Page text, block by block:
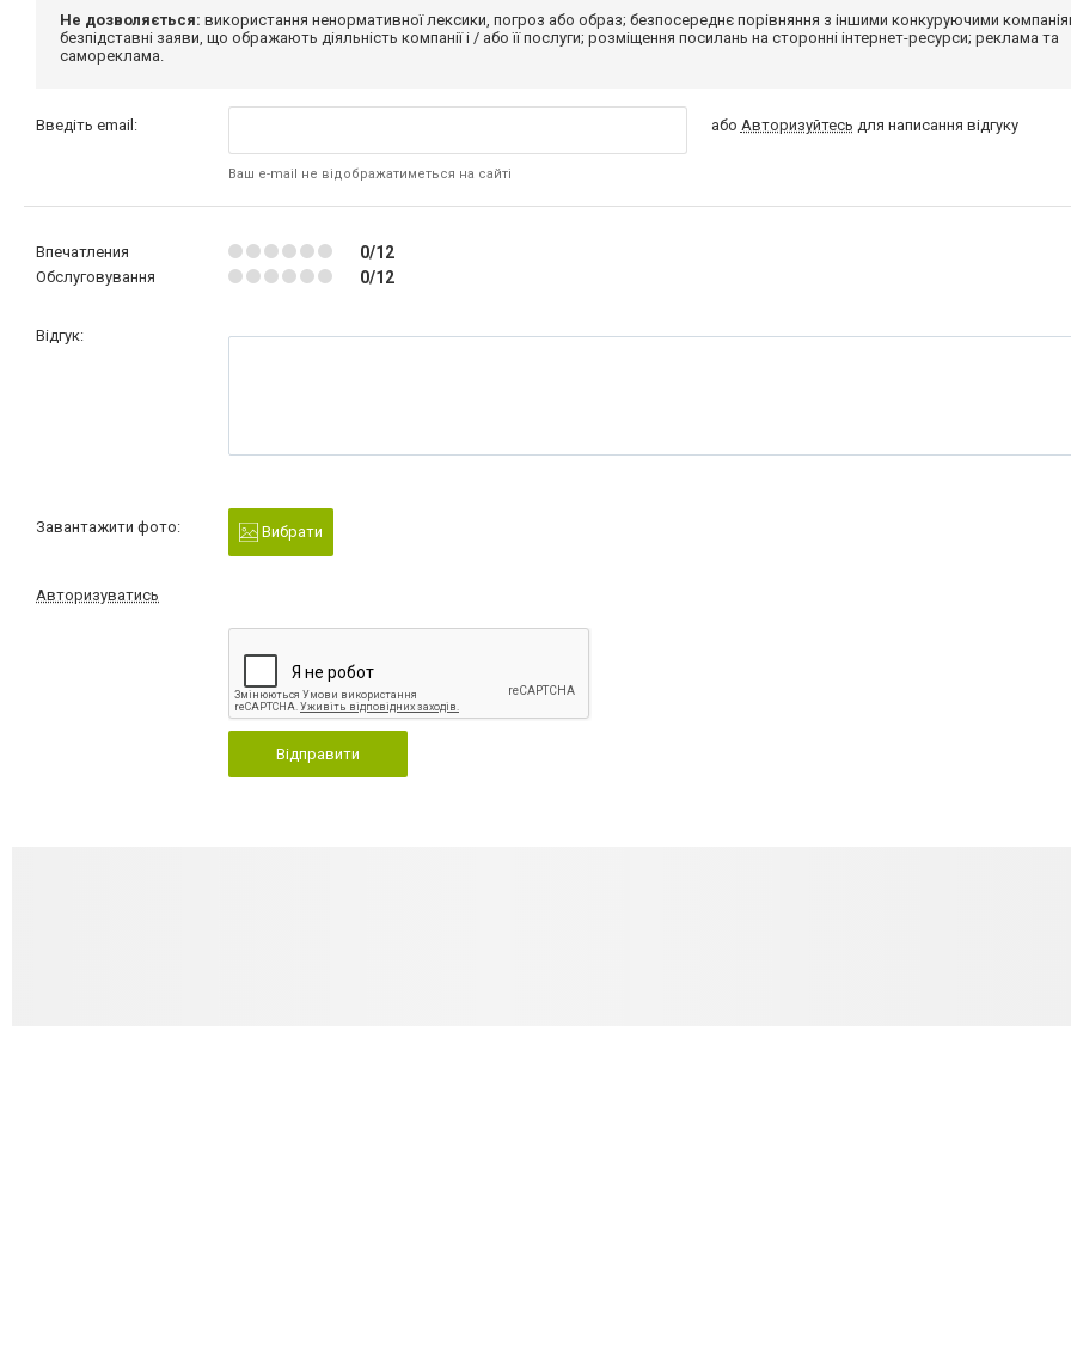
Не дозволяється: використання ненормативної лексики, погроз або образ; безпосереднє порівняння з іншими конкуруючими
безпідставні заяви, що ображають діяльність компанії і / або її послуги; розміщення посилань на сторонні інтернет-ресурси; реклама та
самореклама.
Введіть email:
Ваш e-mail не відображатиметься на сайті
або Авторизуйтесь для написання відгуку
Впечатления 0/12
Обслуговування 0/12
Відгук:
Завантажити фото: Вибрати
Авторизуватись
Відправити